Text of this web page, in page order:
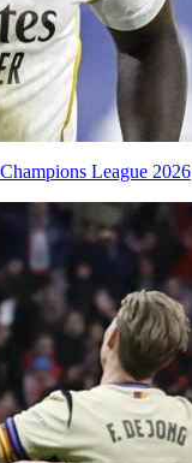
League 2026